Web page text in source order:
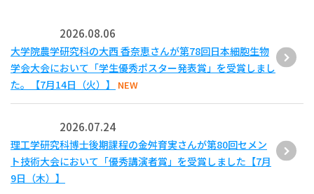
2026.08.06
大学院農学研究科の大西 香奈恵さんが第78回日本細胞生物
学会大会において「学生優秀ポスター発表賞」を受賞しまし
た。【7月14日（火）】
NEW
2026.07.24
理工学研究科博士後期課程の金舛育実さんが第80回セメン
ト技術大会において「優秀講演者賞」を受賞しました【7月
9日（木）】